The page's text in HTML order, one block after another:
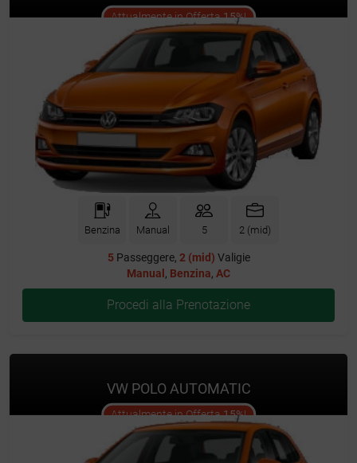
Attualmente in Offerta15%!offer
Benzina Manual 5 2 (mid)
5Passeggere, 2 (mid) Valigie
Manual , Benzina, AC
Procedi alla Prenotazione
VW POLO AUTOMATIC
Attualmente in Offerta15%!offer